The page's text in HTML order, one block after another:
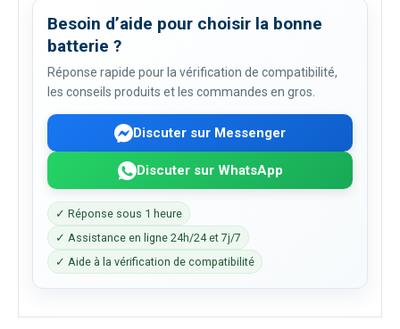
Besoin d’aide pour choisir la bonne
batterie ?
Réponse rapide pour la vérification de compatibilité,
les conseils produits et les commandes en gros.
Discuter sur Messenger
Discuter sur WhatsApp
✓ Réponse sous 1 heure
✓ Assistance en ligne 24h/24 et 7j/7
✓ Aide à la vérification de compatibilité